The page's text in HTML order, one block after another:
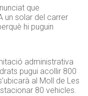
que
un solar del carrer
hi puguin
administrativa
pugui acollir 800
al Moll de Les
80 vehicles.